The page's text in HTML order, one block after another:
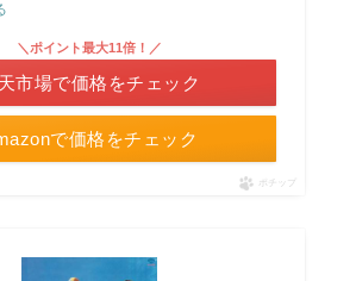
で価格をチェック
＼ポイント最大11倍！／
市場で価格をチェック
ポチップ